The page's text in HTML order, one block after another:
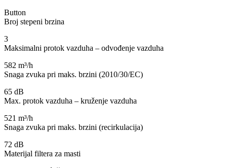
Button
Broj stepeni brzina
3
Maksimalni protok vazduha – odvođenje vazduha
582 m³/h
Snaga zvuka pri maks. brzini (2010/30/EC)
65 dB
Max. protok vazduha – kruženje vazduha
521 m³/h
Snaga zvuka pri maks. brzini (recirkulacija)
72 dB
Materijal filtera za masti